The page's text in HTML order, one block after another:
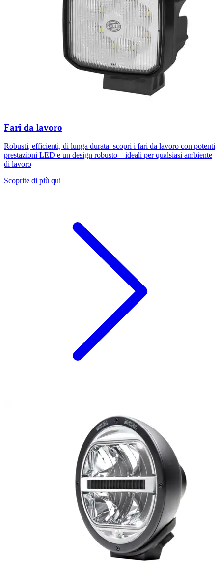
Fari da lavoro
Robusti, efficienti, di lunga durata: scopri i fari da lavoro con potenti
prestazioni LED e un design robusto – ideali per qualsiasi ambiente
di lavoro
Scoprite di più qui